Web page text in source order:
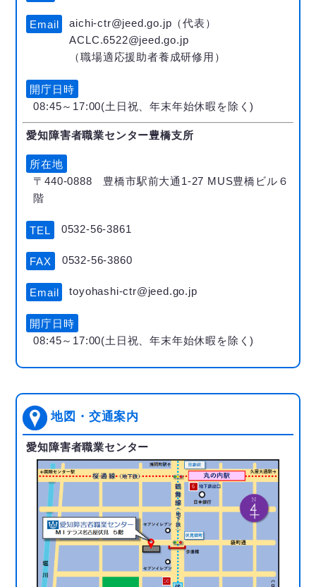
Email
aichi-ctr@jeed.go.jp（代表）
ACLC.6522@jeed.go.jp
（職場適応援助者養成研修用）
開庁日時
08:45～17:00(土日祝、年末年始休暇を除く)
愛知障害者職業センター豊橋支所
所在地
〒440-0888 豊橋市駅前大通1-27 MUS豊橋ビル６
階
TEL 0532-56-3861
FAX 0532-56-3860
Email toyohashi-ctr@jeed.go.jp
開庁日時
08:45～17:00(土日祝、年末年始休暇を除く)
地図・交通案内
愛知障害者職業センター